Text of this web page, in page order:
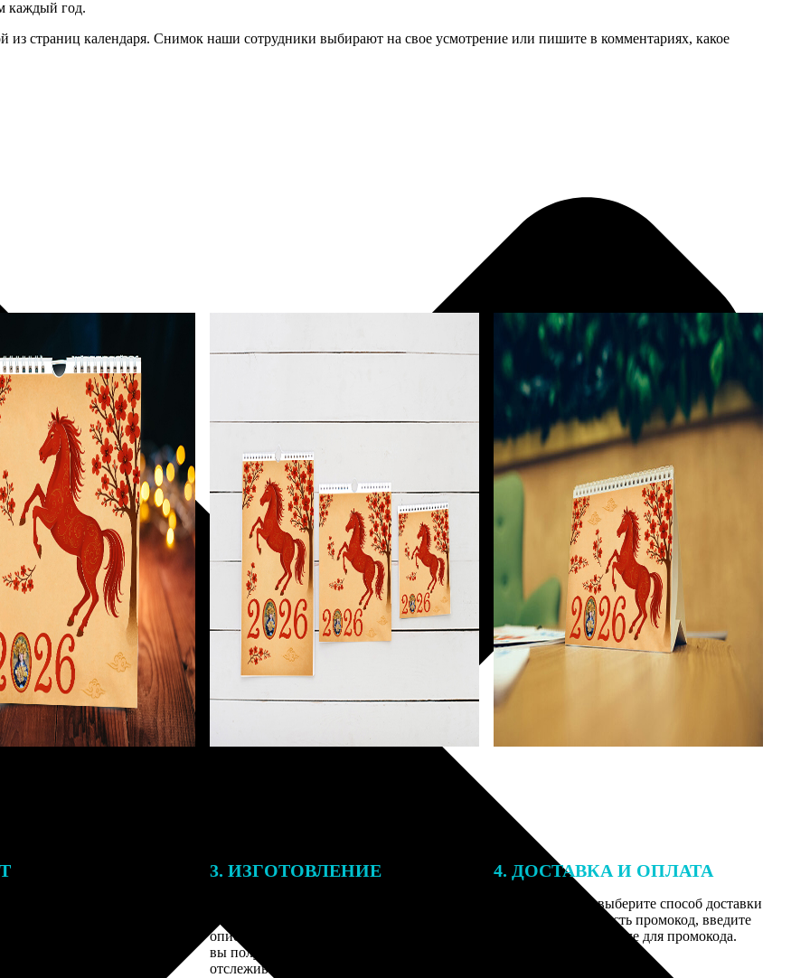
каждый год.
страниц календаря. Снимок наши сотрудники выбирают на свое усмотрение или пишите в комментариях, какое
3. ИЗГОТОВЛЕНИЕ
описанием заказа. Когда отправим заказ
вы получите письмо с трек-номером для
отслеживания.
4. ДОСТАВКА И ОПЛАТА
Введите адрес и выберите способ доставки
заказа. Если у вас есть промокод, введите
его в специальное поле для промокода.